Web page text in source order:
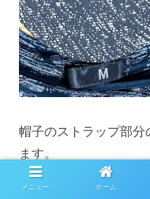
帽子のストラップ部
ます。
メニュー ホーム